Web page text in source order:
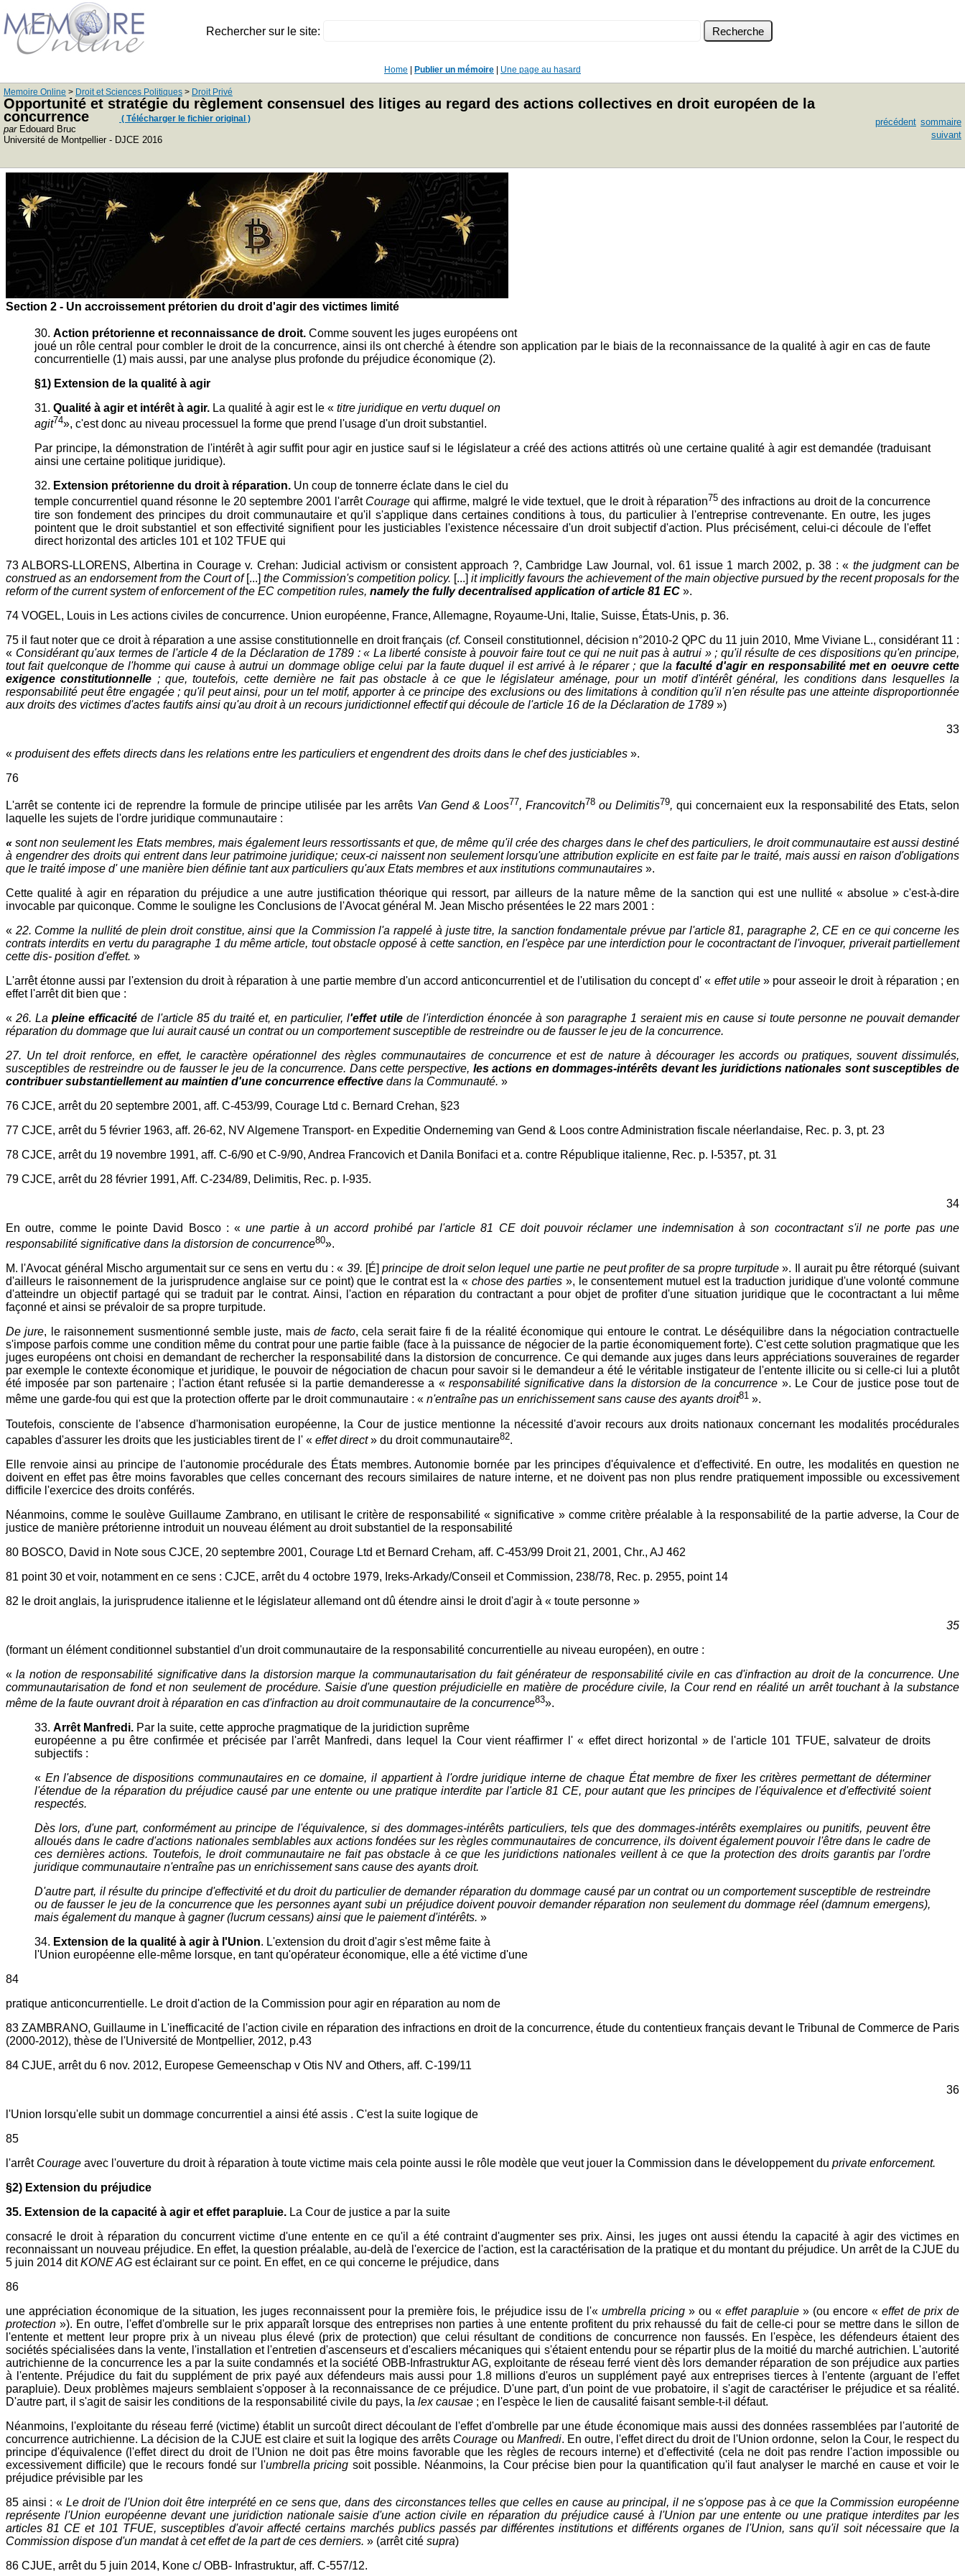
Rechercher sur le site:
Home Publier un mémoire Une page au hasard
Memoire Online > Droit et Sciences Politiques > Droit Privé
Opportunité et stratégie du règlement consensuel des litiges au regard des actions collectives en droit européen de la
concurrence
( Télécharger le fichier original )
parEdouard Bruc
Université de Montpellier - DJCE 2016
précédent sommaire
suivant
Section 2 - Un accroissement prétorien du droit d'agir des victimes limité
30. Action prétorienne et reconnaissance de droit. Comme souvent les juges européens ont
joué un rôle central pour combler le droit de la concurrence, ainsi ils ont cherché à étendre son application par le biais de la reconnaissance de la qualité à agir en cas de faute
concurrentielle (1) mais aussi, par une analyse plus profonde du préjudice économique (2).
§1) Extension de la qualité à agir
31. Qualité à agir et intérêt à agir. La qualité à agir est le « titre juridique en vertu duquel on
agit74», c'est donc au niveau processuel la forme que prend l'usage d'un droit substantiel.
Par principe, la démonstration de l'intérêt à agir suffit pour agir en justice sauf si le législateur a créé des actions attitrés où une certaine qualité à agir est demandée (traduisant
ainsi une certaine politique juridique).
32. Extension prétorienne du droit à réparation. Un coup de tonnerre éclate dans le ciel du
temple concurrentiel quand résonne le 20 septembre 2001 l'arrêt Courage qui affirme, malgré le vide textuel, que le droit à réparation75des infractions au droit de la concurrence
tire son fondement des principes du droit communautaire et qu'il s'applique dans certaines conditions à tous, du particulier à l'entreprise contrevenante. En outre, les juges
pointent que le droit substantiel et son effectivité signifient pour les justiciables l'existence nécessaire d'un droit subjectif d'action. Plus précisément, celui-ci découle de l'effet
direct horizontal des articles 101 et 102 TFUE qui
73 ALBORS-LLORENS, Albertina in Courage v. Crehan: Judicial activism or consistent approach ?, Cambridge Law Journal, vol. 61 issue 1 march 2002, p. 38 : « the judgment can be
construed as an endorsement from the Court of [...] the Commission's competition policy. [...] it implicitly favours the achievement of the main objective pursued by the recent proposals for the
reform of the current system of enforcement of the EC competition rules, namely the fully decentralised application of article 81 EC ».
74 VOGEL, Louis in Les actions civiles de concurrence. Union européenne, France, Allemagne, Royaume-Uni, Italie, Suisse, États-Unis, p. 36.
75 il faut noter que ce droit à réparation a une assise constitutionnelle en droit français (cf. Conseil constitutionnel, décision n°2010-2 QPC du 11 juin 2010, Mme Viviane L., considérant 11 :
« Considérant qu'aux termes de l'article 4 de la Déclaration de 1789 : « La liberté consiste à pouvoir faire tout ce qui ne nuit pas à autrui » ; qu'il résulte de ces dispositions qu'en principe,
tout fait quelconque de l'homme qui cause à autrui un dommage oblige celui par la faute duquel il est arrivé à le réparer ; que lafaculté d'agir en responsabilité met en oeuvre cette
exigence constitutionnelle ; que, toutefois, cette dernière ne fait pas obstacle à ce que le législateur aménage, pour un motif d'intérêt général, les conditions dans lesquelles la
responsabilité peut être engagée ; qu'il peut ainsi, pour un tel motif, apporter à ce principe des exclusions ou des limitations à condition qu'il n'en résulte pas une atteinte disproportionnée
aux droits des victimes d'actes fautifs ainsi qu'au droit à un recours juridictionnel effectif qui découle de l'article 16 de la Déclaration de 1789 »)
33
« produisent des effets directs dans les relations entre les particuliers et engendrent des droits dans le chef des justiciables ».
76
L'arrêt se contente ici de reprendre la formule de principe utilisée par les arrêts Van Gend & Loos77, Francovitch78ou Delimitis79,qui concernaient eux la responsabilité des Etats, selon
laquelle les sujets de l'ordre juridique communautaire :
«sont non seulement les Etats membres, mais également leurs ressortissants et que, de même qu'il crée des charges dans le chef des particuliers, le droit communautaire est aussi destiné
à engendrer des droits qui entrent dans leur patrimoine juridique; ceux-ci naissent non seulement lorsqu'une attribution explicite en est faite par le traité, mais aussi en raison d'obligations
que le traité impose d' une manière bien définie tant aux particuliers qu'aux Etats membres et aux institutions communautaires ».
Cette qualité à agir en réparation du préjudice a une autre justification théorique qui ressort, par ailleurs de la nature même de la sanction qui est une nullité « absolue » c'est-à-dire
invocable par quiconque. Comme le souligne les Conclusions de l'Avocat général M. Jean Mischo présentées le 22 mars 2001 :
« 22. Comme la nullité de plein droit constitue, ainsi que la Commission l'a rappelé à juste titre, la sanction fondamentale prévue par l'article 81, paragraphe 2, CE en ce qui concerne les
contrats interdits en vertu du paragraphe 1 du même article, tout obstacle opposé à cette sanction, en l'espèce par une interdiction pour le cocontractant de l'invoquer, priverait partiellement
cette dis- position d'effet. »
L'arrêt étonne aussi par l'extension du droit à réparation à une partie membre d'un accord anticoncurrentiel et de l'utilisation du concept d' « effet utile » pour asseoir le droit à réparation ; en
effet l'arrêt dit bien que :
« 26. La pleine efficacité de l'article 85 du traité et, en particulier, l'effet utile de l'interdiction énoncée à son paragraphe 1 seraient mis en cause si toute personne ne pouvait demander
réparation du dommage que lui aurait causé un contrat ou un comportement susceptible de restreindre ou de fausser le jeu de la concurrence.
27. Un tel droit renforce, en effet, le caractère opérationnel des règles communautaires de concurrence et est de nature à décourager les accords ou pratiques, souvent dissimulés,
susceptibles de restreindre ou de fausser le jeu de la concurrence. Dans cette perspective, les actions en dommages-intérêts devant les juridictions nationales sont susceptibles de
contribuer substantiellement au maintien d'une concurrence effective dans la Communauté. »
76 CJCE, arrêt du 20 septembre 2001, aff. C-453/99, Courage Ltd c. Bernard Crehan, §23
77 CJCE, arrêt du 5 février 1963, aff. 26-62, NV Algemene Transport- en Expeditie Onderneming van Gend & Loos contre Administration fiscale néerlandaise, Rec. p. 3, pt. 23
78 CJCE, arrêt du 19 novembre 1991, aff. C-6/90 et C-9/90, Andrea Francovich et Danila Bonifaci et a. contre République italienne, Rec. p. I-5357, pt. 31
79 CJCE, arrêt du 28 février 1991, Aff. C-234/89, Delimitis, Rec. p. I-935.
34
En outre, comme le pointe David Bosco : «une partie à un accord prohibé par l'article 81 CE doit pouvoir réclamer une indemnisation à son cocontractant s'il ne porte pas une
responsabilité significative dans la distorsion de concurrence80».
M. l'Avocat général Mischo argumentait sur ce sens en vertu du : « 39. [É]principe de droit selon lequel une partie ne peut profiter de sa propre turpitude». Il aurait pu être rétorqué (suivant
d'ailleurs le raisonnement de la jurisprudence anglaise sur ce point) que le contrat est la « chose des parties », le consentement mutuel est la traduction juridique d'une volonté commune
d'atteindre un objectif partagé qui se traduit par le contrat. Ainsi, l'action en réparation du contractant a pour objet de profiter d'une situation juridique que le cocontractant a lui même
façonné et ainsi se prévaloir de sa propre turpitude.
De jure, le raisonnement susmentionné semble juste, maisde facto, cela serait faire fi de la réalité économique qui entoure le contrat. Le déséquilibre dans la négociation contractuelle
s'impose parfois comme une condition même du contrat pour une partie faible (face à la puissance de négocier de la partie économiquement forte). C'est cette solution pragmatique que les
juges européens ont choisi en demandant de rechercher la responsabilité dans la distorsion de concurrence. Ce qui demande aux juges dans leurs appréciations souveraines de regarder
par exemple le contexte économique et juridique, le pouvoir de négociation de chacun pour savoir si le demandeur a été le véritable instigateur de l'entente illicite ou si celle-ci lui a plutôt
été imposée par son partenaire ; l'action étant refusée si la partie demanderesse a « responsabilité significative dans la distorsion de la concurrence ». Le Cour de justice pose tout de
même une garde-fou qui est que la protection offerte par le droit communautaire : « n'entraîne pas un enrichissement sans cause des ayants droit81 ».
Toutefois, consciente de l'absence d'harmonisation européenne, la Cour de justice mentionne la nécessité d'avoir recours aux droits nationaux concernant les modalités procédurales
capables d'assurer les droits que les justiciables tirent de l' « effet direct» du droit communautaire82.
Elle renvoie ainsi au principe de l'autonomie procédurale des États membres. Autonomie bornée par les principes d'équivalence et d'effectivité. En outre, les modalités en question ne
doivent en effet pas être moins favorables que celles concernant des recours similaires de nature interne, et ne doivent pas non plus rendre pratiquement impossible ou excessivement
difficile l'exercice des droits conférés.
Néanmoins, comme le soulève Guillaume Zambrano, en utilisant le critère de responsabilité « significative » comme critère préalable à la responsabilité de la partie adverse, la Cour de
justice de manière prétorienne introduit un nouveau élément au droit substantiel de la responsabilité
80 BOSCO, David in Note sous CJCE, 20 septembre 2001, Courage Ltd et Bernard Creham, aff. C-453/99 Droit 21, 2001, Chr., AJ 462
81 point 30 et voir, notamment en ce sens : CJCE, arrêt du 4 octobre 1979, Ireks-Arkady/Conseil et Commission, 238/78, Rec. p. 2955, point 14
82 le droit anglais, la jurisprudence italienne et le législateur allemand ont dû étendre ainsi le droit d'agir à « toute personne »
35
(formant un élément conditionnel substantiel d'un droit communautaire de la responsabilité concurrentielle au niveau européen), en outre :
«la notion de responsabilité significative dans la distorsion marque la communautarisation du fait générateur de responsabilité civile en cas d'infraction au droit de la concurrence. Une
communautarisation de fond et non seulement de procédure. Saisie d'une question préjudicielle en matière de procédure civile, la Cour rend en réalité un arrêt touchant à la substance
même de la faute ouvrant droit à réparation en cas d'infraction au droit communautaire de la concurrence83».
33. Arrêt Manfredi. Par la suite, cette approche pragmatique de la juridiction suprême
européenne a pu être confirmée et précisée par l'arrêt Manfredi, dans lequel la Cour vient réaffirmer l' « effet direct horizontal » de l'article 101 TFUE, salvateur de droits
subjectifs :
« En l'absence de dispositions communautaires en ce domaine, il appartient à l'ordre juridique interne de chaque État membre de fixer les critères permettant de déterminer
l'étendue de la réparation du préjudice causé par une entente ou une pratique interdite par l'article 81 CE, pour autant que les principes de l'équivalence et d'effectivité soient
respectés.
Dès lors, d'une part, conformément au principe de l'équivalence, si des dommages-intérêts particuliers, tels que des dommages-intérêts exemplaires ou punitifs, peuvent être
alloués dans le cadre d'actions nationales semblables aux actions fondées sur les règles communautaires de concurrence, ils doivent également pouvoir l'être dans le cadre de
ces dernières actions. Toutefois, le droit communautaire ne fait pas obstacle à ce que les juridictions nationales veillent à ce que la protection des droits garantis par l'ordre
juridique communautaire n'entraîne pas un enrichissement sans cause des ayants droit.
D'autre part, il résulte du principe d'effectivité et du droit du particulier de demander réparation du dommage causé par un contrat ou un comportement susceptible de restreindre
ou de fausser le jeu de la concurrence que les personnes ayant subi un préjudice doivent pouvoir demander réparation non seulement du dommage réel (damnum emergens),
mais également du manque à gagner (lucrum cessans) ainsi que le paiement d'intérêts. »
34. Extension de la qualité à agir à l'Union. L'extension du droit d'agir s'est même faite à
l'Union européenne elle-même lorsque, en tant qu'opérateur économique, elle a été victime d'une
84
pratique anticoncurrentielle. Le droit d'action de la Commission pour agir en réparation au nom de
83 ZAMBRANO, Guillaume in L'inefficacité de l'action civile en réparation des infractions en droit de la concurrence, étude du contentieux français devant le Tribunal de Commerce de Paris
(2000-2012), thèse de l'Université de Montpellier, 2012, p.43
84 CJUE, arrêt du 6 nov. 2012, Europese Gemeenschap v Otis NV and Others, aff. C-199/11
36
l'Union lorsqu'elle subit un dommage concurrentiel a ainsi été assis . C'est la suite logique de
85
l'arrêt Courage avec l'ouverture du droit à réparation à toute victime mais cela pointe aussi le rôle modèle que veut jouer la Commission dans le développement du private enforcement.
§2) Extension du préjudice
35. Extension de la capacité à agir et effet parapluie. La Cour de justice a par la suite
consacré le droit à réparation du concurrent victime d'une entente en ce qu'il a été contraint d'augmenter ses prix. Ainsi, les juges ont aussi étendu la capacité à agir des victimes en
reconnaissant un nouveau préjudice. En effet, la question préalable, au-delà de l'exercice de l'action, est la caractérisation de la pratique et du montant du préjudice. Un arrêt de la CJUE du
5 juin 2014 ditKONE AG est éclairant sur ce point. En effet, en ce qui concerne le préjudice, dans
86
une appréciation économique de la situation, les juges reconnaissent pour la première fois, le préjudice issu de l'« umbrella pricing» ou «effet parapluie » (ou encore «effet de prix de
protection »). En outre, l'effet d'ombrelle sur le prix apparaît lorsque des entreprises non parties à une entente profitent du prix rehaussé du fait de celle-ci pour se mettre dans le sillon de
l'entente et mettent leur propre prix à un niveau plus élevé (prix de protection) que celui résultant de conditions de concurrence non faussés. En l'espèce, les défendeurs étaient des
sociétés spécialisées dans la vente, l'installation et l'entretien d'ascenseurs et d'escaliers mécaniques qui s'étaient entendu pour se répartir plus de la moitié du marché autrichien. L'autorité
autrichienne de la concurrence les a par la suite condamnés et la société OBB-Infrastruktur AG, exploitante de réseau ferré vient dès lors demander réparation de son préjudice aux parties
à l'entente. Préjudice du fait du supplément de prix payé aux défendeurs mais aussi pour 1.8 millions d'euros un supplément payé aux entreprises tierces à l'entente (arguant de l'effet
parapluie). Deux problèmes majeurs semblaient s'opposer à la reconnaissance de ce préjudice. D'une part, d'un point de vue probatoire, il s'agit de caractériser le préjudice et sa réalité.
D'autre part, il s'agit de saisir les conditions de la responsabilité civile du pays, la lex causae ; en l'espèce le lien de causalité faisant semble-t-il défaut.
Néanmoins, l'exploitante du réseau ferré (victime) établit un surcoût direct découlant de l'effet d'ombrelle par une étude économique mais aussi des données rassemblées par l'autorité de
concurrence autrichienne. La décision de la CJUE est claire et suit la logique des arrêts Courage ou Manfredi. En outre, l'effet direct du droit de l'Union ordonne, selon la Cour, le respect du
principe d'équivalence (l'effet direct du droit de l'Union ne doit pas être moins favorable que les règles de recours interne) et d'effectivité (cela ne doit pas rendre l'action impossible ou
excessivement difficile) que le recours fondé sur l'umbrella pricing soit possible. Néanmoins, la Cour précise bien pour la quantification qu'il faut analyser le marché en cause et voir le
préjudice prévisible par les
85 ainsi : « Le droit de l'Union doit être interprété en ce sens que, dans des circonstances telles que celles en cause au principal, il ne s'oppose pas à ce que la Commission européenne
représente l'Union européenne devant une juridiction nationale saisie d'une action civile en réparation du préjudice causé à l'Union par une entente ou une pratique interdites par les
articles 81 CE et 101 TFUE, susceptibles d'avoir affecté certains marchés publics passés par différentes institutions et différents organes de l'Union, sans qu'il soit nécessaire que la
Commission dispose d'un mandat à cet effet de la part de ces derniers. » (arrêt cité supra)
86 CJUE, arrêt du 5 juin 2014, Kone c/ OBB- Infrastruktur, aff. C-557/12.